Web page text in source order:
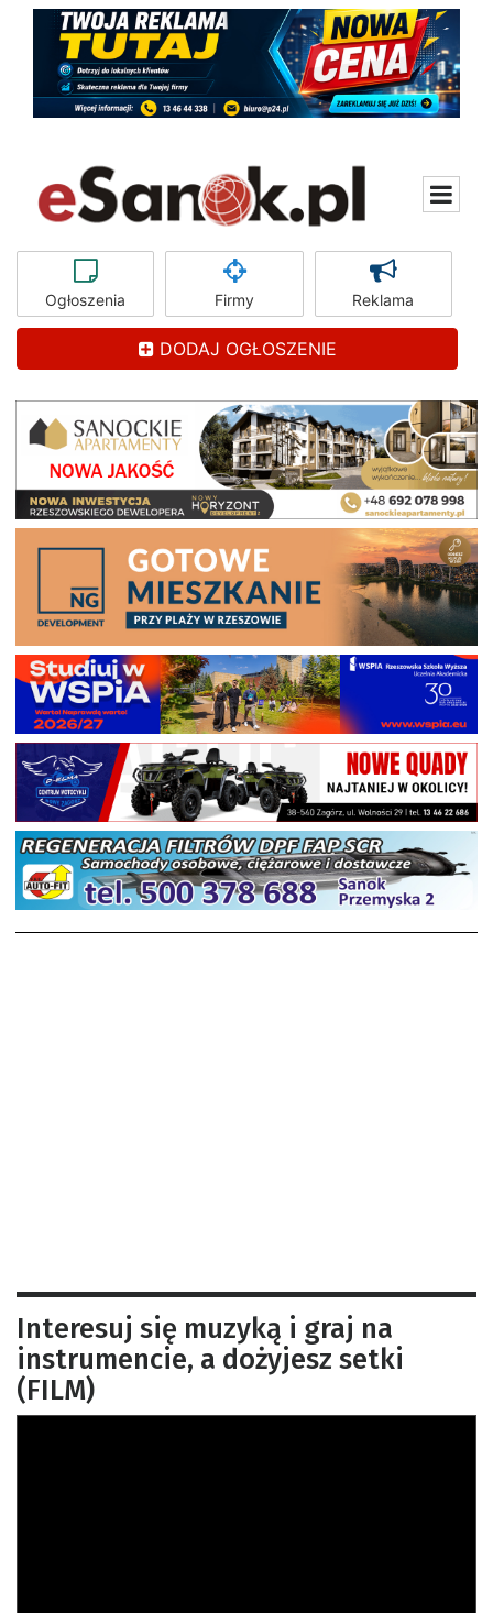
Ogłoszenia Firmy Reklama
DODAJ OGŁOSZENIE
Interesuj się muzyką i graj na
instrumencie, a dożyjesz setki
(FILM)